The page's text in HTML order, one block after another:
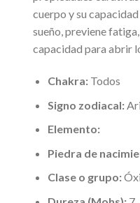
cuerpo y su
sueño, previene
capacidad para abrir
Chakra: Todos
Signo zodiacal:
Elemento:
Piedra de
Clase o grupo: